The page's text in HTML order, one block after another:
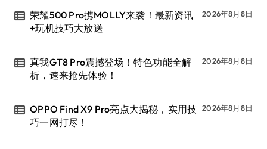
荣耀500 Pro携MOLLY来袭！最新资讯
+玩机技巧大放送
2026年8月8日
真我GT8 Pro震撼登场！特色功能全解
析，速来抢先体验！
2026年8月8日
OPPO Find X9 Pro亮点大揭秘，实用技
巧一网打尽！
2026年8月8日